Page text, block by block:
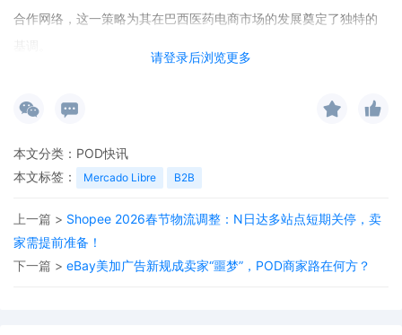
请登录后浏览更多
合作网络，这一策略为其在巴西医药电商市场的发展奠定了独特的
它计划引入批量采购折扣、会计配套工具等B2B服务，同时加大食品
低，这无疑是未来重要的增长点之一。而B2B业务和企业服务同样具
有显著价值，美客多将着力于构建合规框架并优化企业用户体验，
以推动多元业务的协同发展。
从POD跨境社区的视角来看，美客多的这一系列动作是跨境市场的
重要风向标。对于从事跨境业务的从业者来说，及时了解这样的跨
本文分类： POD快讯
本文标签：
Mercado Libre B2B
上一篇 > Shopee 2026春节物流调整：N日达多站点短期关停，卖
家需提前准备！
下一篇 > eBay美加广告新规成卖家“噩梦”，POD商家路在何方？